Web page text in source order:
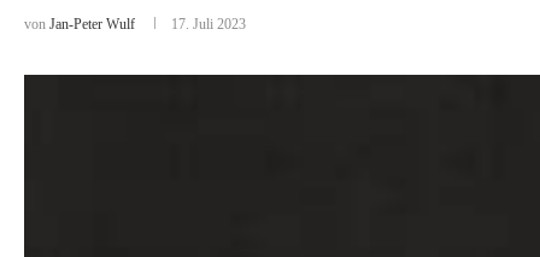
von Jan-Peter Wulf 17. Juli 2023